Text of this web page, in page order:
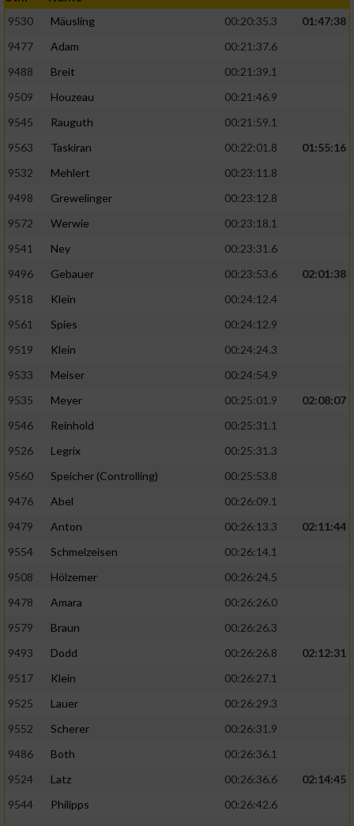
9530 Mäusling 00:20:35.3
01:47:38
9477
Adam
00:21:37.6
9488
Breit
00:21:39.1
9509
Houzeau
00:21:46.9
9545
Rauguth
00:21:59.1
9563
Taskiran 00:22:01.8
01:55:16
9532
Mehlert
00:23:11.8
9498
Grewelinger
00:23:12.8
9572
Werwie
00:23:18.1
9541
Ney
00:23:31.6
9496
Gebauer 00:23:53.6
02:01:38
9518
Klein
00:24:12.4
9561
Spies
00:24:12.9
9519
Klein
00:24:24.3
9533
Meiser
00:24:54.9
9535
Meyer 00:25:01.9
02:08:07
9546
Reinhold
00:25:31.1
9526
Legrix
00:25:31.3
9560
Speicher (Controlling)
00:25:53.8
9476
Abel
00:26:09.1
9479
Anton 00:26:13.3
02:11:44
9554
Schmelzeisen
00:26:14.1
9508
Hölzemer
00:26:24.5
9478
Amara
00:26:26.0
9579
Braun
00:26:26.3
9493
Dodd 00:26:26.8
02:12:31
9517
Klein
00:26:27.1
9525
Lauer
00:26:29.3
9552
Scherer
00:26:31.9
9486
Both
00:26:36.1
9524
Latz 00:26:36.6
02:14:45
9544
Philipps
00:26:42.6